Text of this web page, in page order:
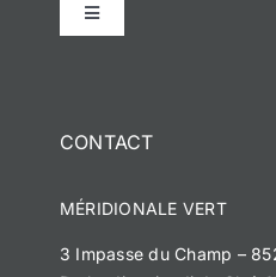
Toggle
Notre histoire
CONTACT
MÉRIDIONALE VERT
3 Impasse du Champ –